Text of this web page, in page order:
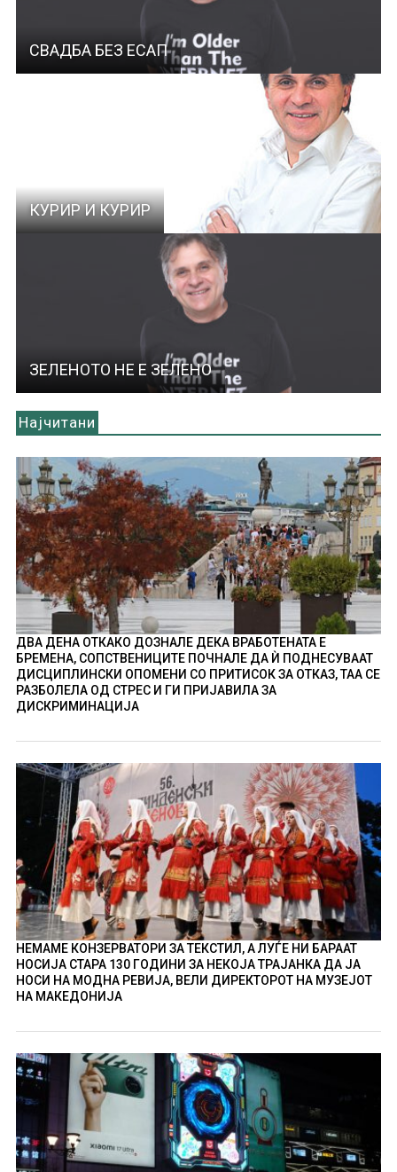
СВАДБА БЕЗ ЕСАП
КУРИР И КУРИР
ЗЕЛЕНОТО НЕ Е ЗЕЛЕНО
Најчитани
ДВА ДЕНА ОТКАКО ДОЗНАЛЕ ДЕКА ВРАБОТЕНАТА Е
БРЕМЕНА, СОПСТВЕНИЦИТЕ ПОЧНАЛЕ ДА Ѝ ПОДНЕСУВААТ
ДИСЦИПЛИНСКИ ОПОМЕНИ СО ПРИТИСОК ЗА ОТКАЗ, ТАА СЕ
РАЗБОЛЕЛА ОД СТРЕС И ГИ ПРИЈАВИЛА ЗА
ДИСКРИМИНАЦИЈА
НЕМАМЕ КОНЗЕРВАТОРИ ЗА ТЕКСТИЛ, А ЛУЃЕ НИ БАРААТ
НОСИЈА СТАРА 130 ГОДИНИ ЗА НЕКОЈА ТРАЈАНКА ДА ЈА
НОСИ НА МОДНА РЕВИЈА, ВЕЛИ ДИРЕКТОРОТ НА МУЗЕЈОТ
НА МАКЕДОНИЈА